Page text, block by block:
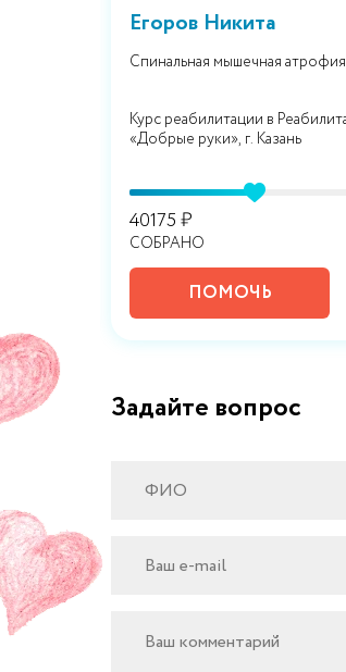
Егоров Никита
Спинальная мышечная
Курс реабилитации в
«Добрые руки», г. Казань
40175 ₽
СОБРАНО
ПОМОЧЬ
Задайте вопрос